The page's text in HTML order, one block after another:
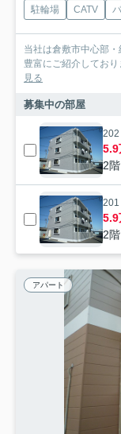
駐輪場 CATV
当社は倉敷市中心部
豊富にご紹介してお
見る
募集中の部屋
202
5.9
2
201
5.9
2
アパート